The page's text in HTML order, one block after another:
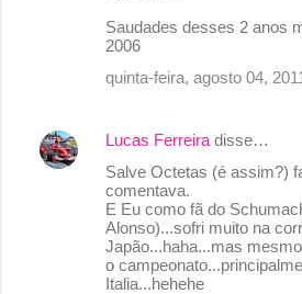
Saudades desses 2 anos
2006
quinta-feira, agosto 04,
Lucas Ferreira disse…
Salve Octetas (é assim?)
comentava.
E Eu como fã do
Alonso)...sofri muito na
Japão...haha...mas
o
Italia...hehehe